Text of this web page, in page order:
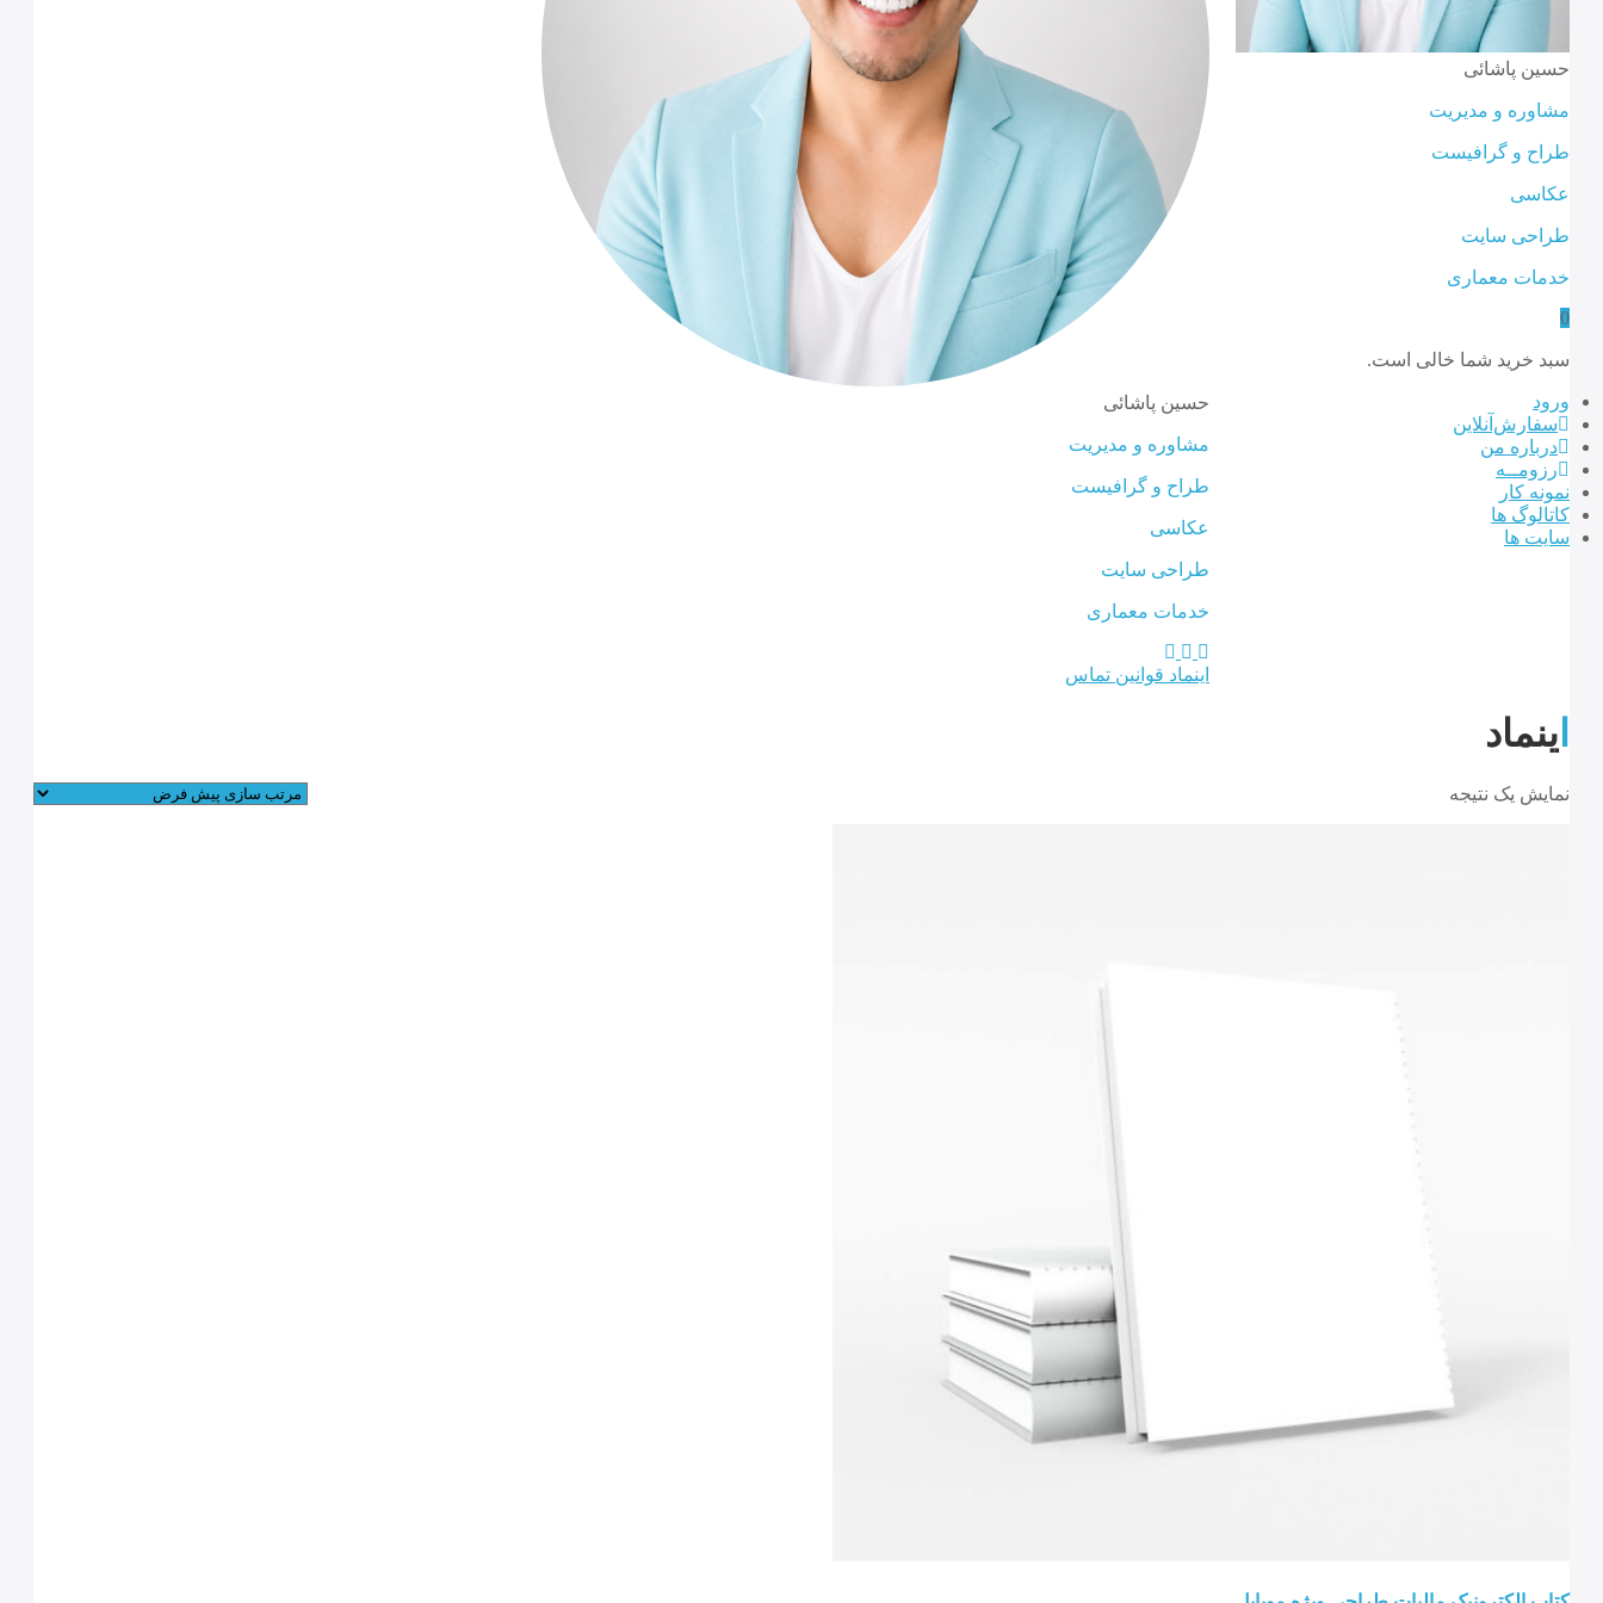
حسین پاشائی
مشاوره و مدیریت
طراح و گرافیست
عکاسی
طراحی سایت
خدمات معماری
0
سبد خرید شما خالی است.
ورود
سفارش‌‌آنلاین
درباره من
رزومــه
نمونه کار
کاتالوگ ها
سایت ها
حسین پاشائی
مشاوره و مدیریت
طراح و گرافیست
عکاسی
طراحی سایت
خدمات معماری
اینماد قوانین تماس
اینماد
نمایش یک نتیجه